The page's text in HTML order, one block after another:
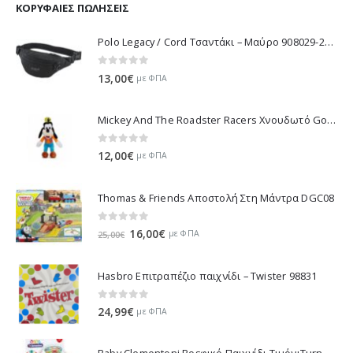
ΚΟΡΥΦΑΊΕΣ ΠΩΛΉΣΕΙΣ
Polo Legacy / Cord Τσαντάκι – Μαύρο 908029-2000 2022
13,00€ με ΦΠΑ
Mickey And The Roadster Racers Χνουδωτό Goofy 25 εκ 1607-01691
0 out of 5
12,00€ με ΦΠΑ
Thomas & Friends Αποστολή Στη Μάντρα DGC08
out of 5
25,00€ Original
25,00€.
16,00€ Η
είναι:
με ΦΠΑ
Hasbro Επιτραπέζιο παιχνίδι – Twister 98831
0 out of 5
24,99€ με ΦΠΑ